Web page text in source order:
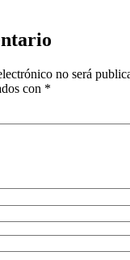
no será
con *